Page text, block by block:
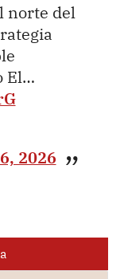
norte del
El…
2026